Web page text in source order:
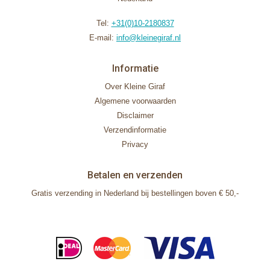
Tel: +31(0)10-2180837
E-mail: info@kleinegiraf.nl
Informatie
Over Kleine Giraf
Algemene voorwaarden
Disclaimer
Verzendinformatie
Privacy
Betalen en verzenden
Gratis verzending in Nederland bij bestellingen boven € 50,-